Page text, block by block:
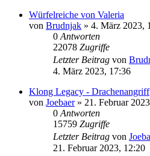
Würfelreiche von Valeria
von Brudnjak » 4. März 2023,
0 Antworten
22078 Zugriffe
Letzter Beitrag von
4. März 2023, 17:36
Klong Legacy - Drachenangriff
von Joebaer» 21. Februar
0 Antworten
15759 Zugriffe
Letzter Beitrag von
21. Februar 2023, 12:20